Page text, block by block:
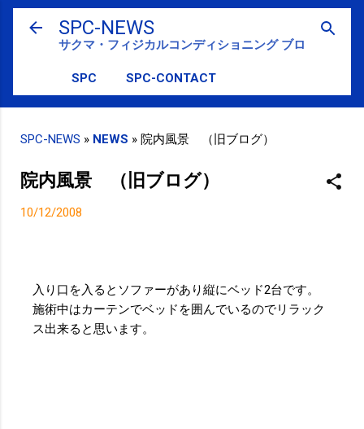
スキップしてメイン コンテンツに移動
SPC-NEWS
サクマ・フィジカルコンディショニング ブログ
SPC SPC-CONTACT
SPC-NEWS » NEWS » 院内風景 （旧ブログ）
院内風景 （旧ブログ）
10/12/2008
入り口を入るとソファーがあり縦にベッド2台です。
施術中はカーテンでベッドを囲んでいるのでリラック
ス出来ると思います。